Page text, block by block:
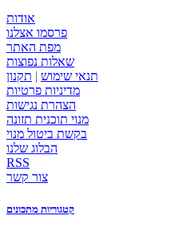
אודות
פרסמו אצלנו
מפת האתר
שאלות נפוצות
תנאי שימוש | תקנון
מדיניות פרטיות
הצהרת נגישות
מנוי תוכנית תזונה
בקשת ביטול מנוי
הבלוג שלנו
RSS
צור קשר
קטגוריות מתכונים